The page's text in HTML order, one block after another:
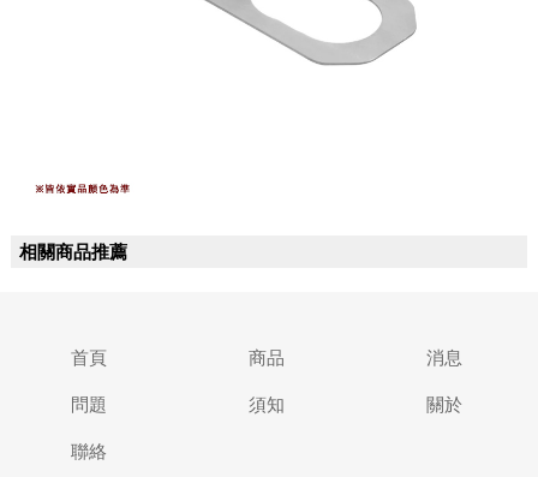
相關商品推薦
首頁 商品 消息
問題 須知 關於
聯絡